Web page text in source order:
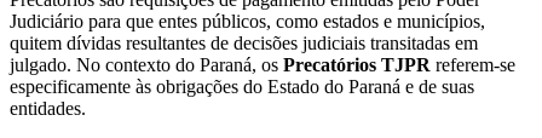
Judiciário para que entes públicos, como estados e municípios,
quitem dívidas resultantes de decisões judiciais transitadas em
julgado. No contexto do Paraná, os Precatórios TJPR referem-se
especificamente às obrigações do Estado do Paraná e de suas
entidades.